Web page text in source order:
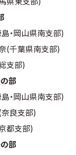
・岡山県南支部)
(千葉県南支部)
支部)
部
・岡山県南支部)
良支部)
都支部)
部